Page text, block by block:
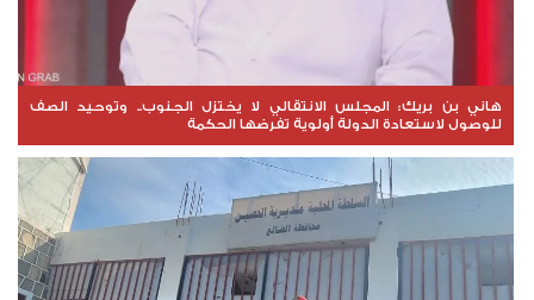
هاني بن بريك: المجلس الانتقالي لا يختزل الجنوب.. وتوحيد الصف
للوصول لاستعادة الدولة أولوية تفرضها الحكمة